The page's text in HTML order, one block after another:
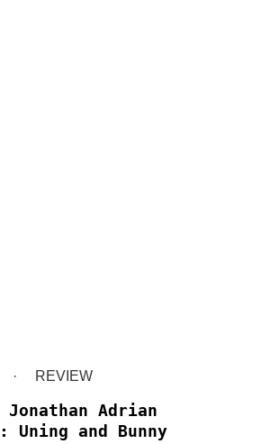
REVIEW
Jonathan Adrian
and Bunny